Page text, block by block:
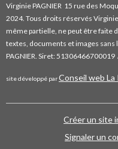
Virginie PAGNIER 15 rue des
2024. Tous droits réservés
même partielle, ne peut être faite
textes, documents et images
PAGNIER. Siret: 51306466700019
site développé parConseil web La
Créer un site
Signaler un